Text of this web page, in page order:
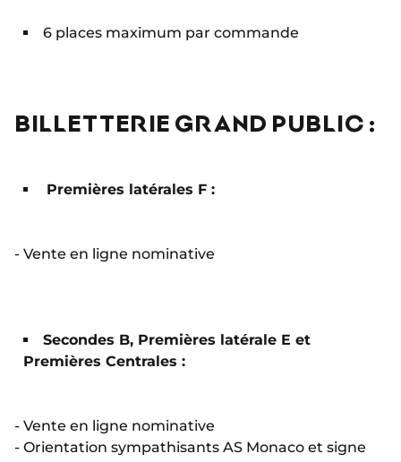
6 places maximum par commande
BILLETTERIE GRAND PUBLIC :
Premières latérales F :
- Vente en ligne nominative
Secondes B, Premières latérale E et
Premières Centrales :
- Vente en ligne nominative
- Orientation sympathisants AS Monaco et signe